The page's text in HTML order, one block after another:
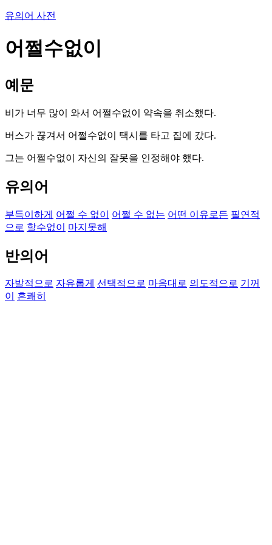
유의어 사전
어쩔수없이
예문
비가 너무 많이 와서 어쩔수없이 약속을 취소했다.
버스가 끊겨서 어쩔수없이 택시를 타고 집에 갔다.
그는 어쩔수없이 자신의 잘못을 인정해야 했다.
유의어
부득이하게 어쩔 수 없이 어쩔 수 없는 어떤 이유로든 필연적
으로 할수없이 마지못해
반의어
자발적으로 자유롭게 선택적으로 마음대로 의도적으로 기꺼
이
흔쾌히